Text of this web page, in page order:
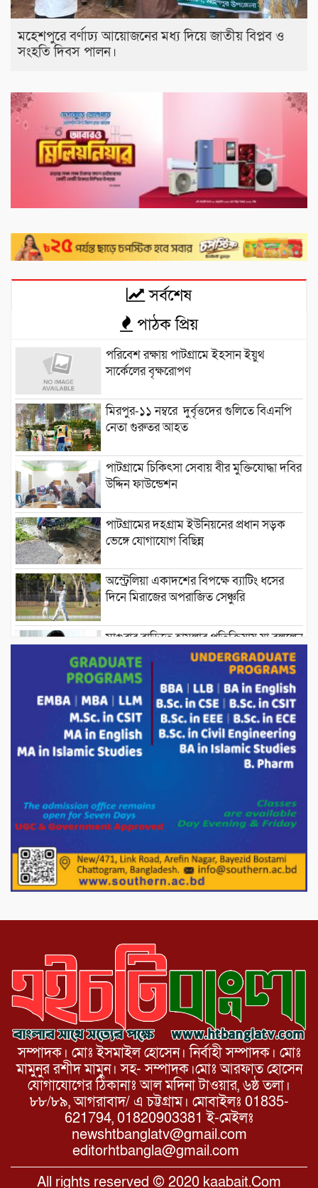
মহেশপুরে বর্ণাঢ্য আয়োজনের মধ্য দিয়ে জাতীয় বিপ্লব ও
সংহতি দিবস পালন।
সর্বশেষ
পাঠক প্রিয়
পরিবেশ রক্ষায় পাটগ্রামে ইহসান ইয়ুথ
সার্কেলের বৃক্ষরোপণ
মিরপুর-১১ নম্বরে দুর্বৃত্তদের গুলিতে বিএনপি
নেতা গুরুতর আহত
পাটগ্রামে চিকিৎসা সেবায় বীর মুক্তিযোদ্ধা দবির
উদ্দিন ফাউন্ডেশন
পাটগ্রামের দহগ্রাম ইউনিয়নের প্রধান সড়ক
ভেঙ্গে যোগাযোগ বিছিন্ন
অস্ট্রেলিয়া একাদশের বিপক্ষে ব্যাটিং ধসের
দিনে মিরাজের অপরাজিত সেঞ্চুরি
মাগুরার বাড়িতে হামলার প্রতিক্রিয়ায় যা বললেন
সাকিব।
দেশীয় পাঁচ প্রজাতির ছোট মাছে উদ্বেগজনক
মাত্রায় মাইক্রোপ্লাস্টিকের উপস্থিতি শনাক্ত ।
সরকারকে ব্যর্থ করতে দেশের বিরুদ্ধে একটি
দল চক্রান্ত চালিয়ে যাচ্ছে : রিজভী
দেশের বাজারে ভরিতে ১০ হাজার টাকা সোনার
দাম বাড়ানোর ঘোষণা।
ভারপ্রাপ্ত রাষ্ট্রপতি হাফিজ উদ্দিন আহমদের
সাথে এইচটি বাংলা অনলাইন পোর্টাল ও আইপি
সম্পাদক। মোঃ ইসমাইল হোসেন। নির্বাহী সম্পাদক। মোঃ
মামুনুর রশীদ মামুন। সহ- সম্পাদক।মোঃ আরফাত হোসেন
যোগাযোগের ঠিকানাঃ আল মদিনা টাওয়ার, ৬ষ্ঠ তলা।
৮৮/৮৯, আগরাবাদ/ এ চট্টগ্রাম। মোবাইলঃ 01835-
621794, 01820903381 ই-মেইলঃ
newshtbanglatv@gmail.com
editorhtbangla@gmail.com
All rights reserved © 2020 kaabait.Com